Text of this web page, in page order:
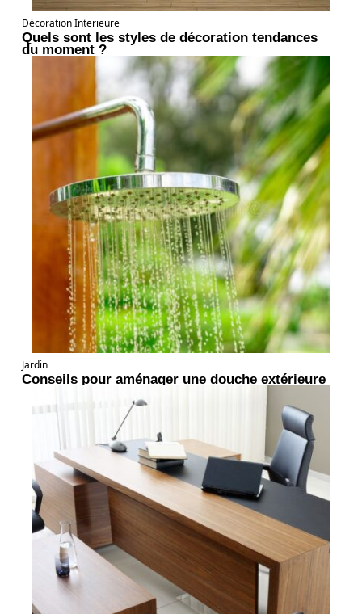
Décoration Interieure
Quels sont les styles de décoration tendances
du moment ?
Jardin
Conseils pour aménager une douche extérieure